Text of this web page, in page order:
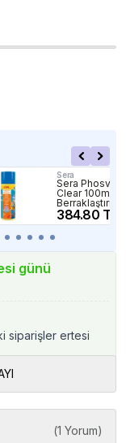
Sera
Sera Phosvec
Clear 100ml Su
Berraklaştırıcı
384.80 TL
günü
siparişler ertesi
(1 Yorum)